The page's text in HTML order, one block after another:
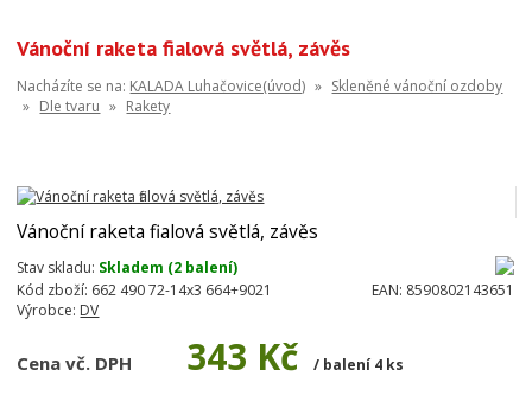
Vánoční raketa fialová světlá, závěs
Nacházíte se na: KALADA Luhačovice(úvod) » Skleněné vánoční ozdoby
» Dle tvaru » Rakety
Vánoční raketa fialová světlá, závěs
Stav skladu: Skladem (2 balení)
Kód zboží: 662 490 72-14x3 664+9021 EAN: 8590802143651
Výrobce: DV
Cena vč. DPH 343 Kč / balení 4 ks